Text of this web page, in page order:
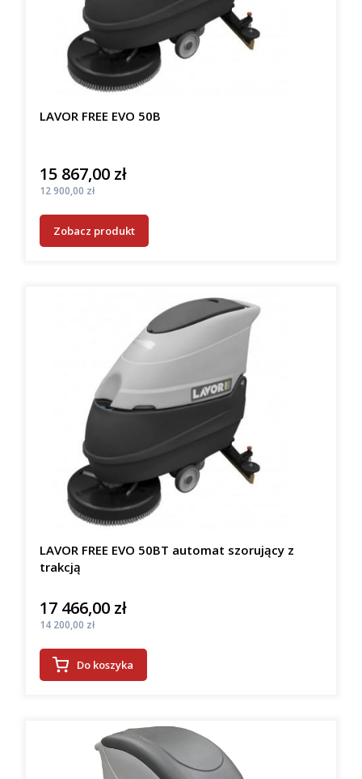
LAVOR FREE EVO 50B
Cena
15 867,00 zł
Cena
12 900,00 zł
Zobacz produkt
LAVOR FREE EVO 50BT automat szorujący z
trakcją
Cena
17 466,00 zł
Cena
14 200,00 zł
Do koszyka